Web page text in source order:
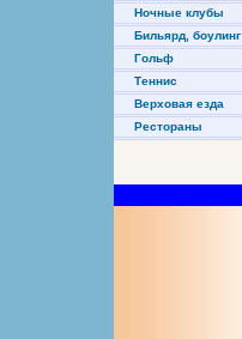
Ночные клубы
Бильярд, боулинг
Гольф
Теннис
Верховая езда
Рестораны